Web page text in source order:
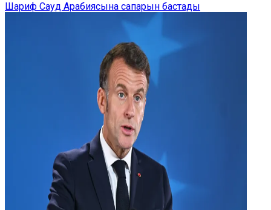
Шариф Сауд Арабиясына сапарын бастады